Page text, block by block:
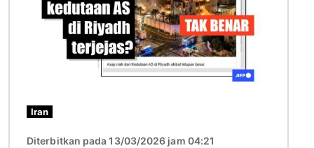
Iran
Diterbitkan pada 13/03/2026 jam 04:21